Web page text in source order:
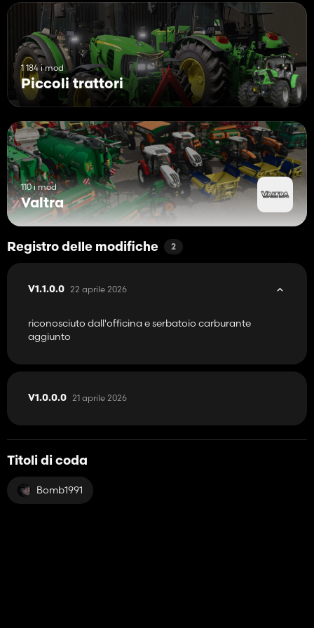
1 184 i mod
Piccoli trattori
110 i mod
Valtra
Registro delle modifiche 2
V1.1.0.0 22 aprile 2026
riconosciuto dall'officina e serbatoio carburante
aggiunto
V1.0.0.0 21 aprile 2026
Titoli di coda
Bomb1991